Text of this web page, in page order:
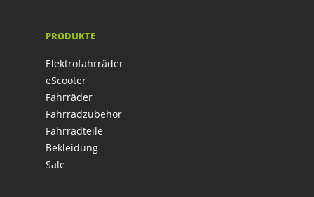
PRODUKTE
Elektrofahrräder
eScooter
Fahrräder
Fahrradzubehör
Fahrradteile
Bekleidung
Sale